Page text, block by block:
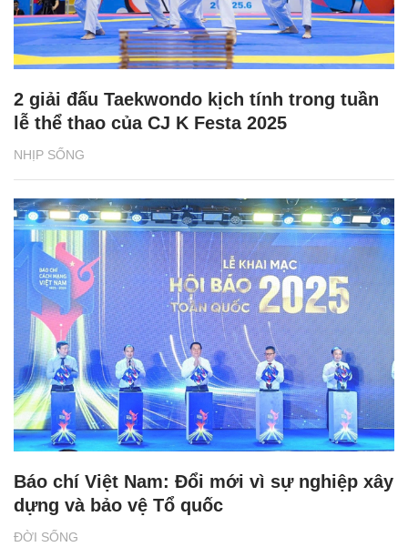
NHỊP SỐNG
2 giải đấu Taekwondo kịch tính trong tuần
lễ thể thao của CJ K Festa 2025
ĐỜI SỐNG
Báo chí Việt Nam: Đổi mới vì sự nghiệp xây
dựng và bảo vệ Tổ quốc